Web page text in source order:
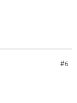
#6